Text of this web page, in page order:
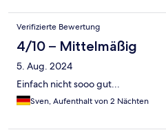
Verifizierte Bewertung
4/10 – Mittelmäßig
5. Aug. 2024
Einfach nicht sooo gut...
Sven, Aufenthalt von 2 Nächten